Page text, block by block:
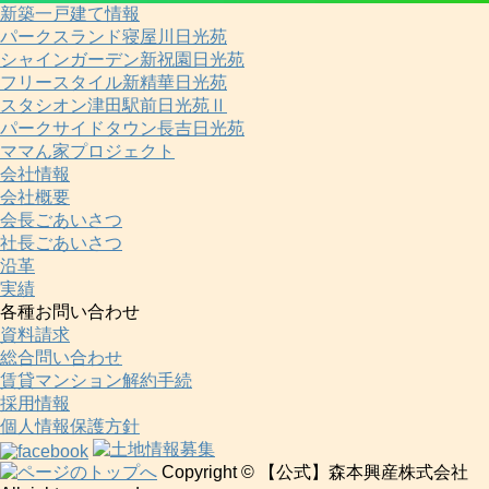
新築一戸建て情報
パークスランド寝屋川日光苑
シャインガーデン新祝園日光苑
フリースタイル新精華日光苑
スタシオン津田駅前日光苑Ⅱ
パークサイドタウン長吉日光苑
ママん家プロジェクト
会社情報
会社概要
会長ごあいさつ
社長ごあいさつ
沿革
実績
各種お問い合わせ
資料請求
総合問い合わせ
賃貸マンション解約手続
採用情報
個人情報保護方針
Copyright © 【公式】森本興産株式会社